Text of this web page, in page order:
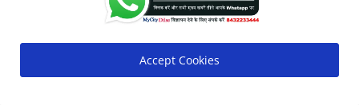
Accept Cookies